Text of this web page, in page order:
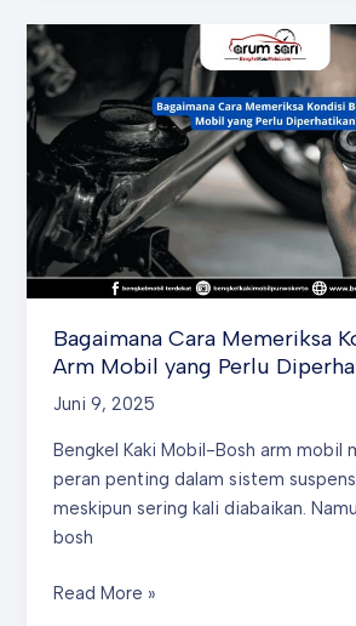
Mobil
yang
Rusak
Bisa
Mengganggu
Sistem
Suspensi
Kendaraan?
Bagaimana Cara Memeriksa
Arm Mobil yang Perlu
Juni 9, 2025
Bengkel Kaki Mobil-Bosh arm mobil
peran penting dalam sistem
meskipun sering kali diabaikan.
bosh
Bagaimana
Read More »